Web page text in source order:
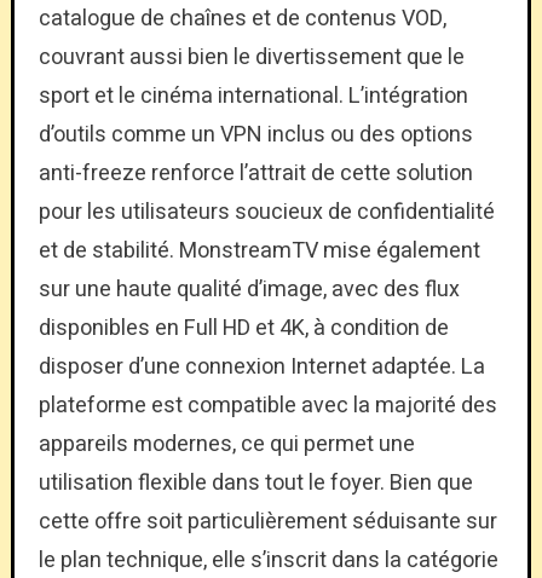
catalogue de chaînes et de contenus VOD,
couvrant aussi bien le divertissement que le
sport et le cinéma international. L’intégration
d’outils comme un VPN inclus ou des options
anti-freeze renforce l’attrait de cette solution
pour les utilisateurs soucieux de confidentialité
et de stabilité. MonstreamTV mise également
sur une haute qualité d’image, avec des flux
disponibles en Full HD et 4K, à condition de
disposer d’une connexion Internet adaptée. La
plateforme est compatible avec la majorité des
appareils modernes, ce qui permet une
utilisation flexible dans tout le foyer. Bien que
cette offre soit particulièrement séduisante sur
le plan technique, elle s’inscrit dans la catégorie